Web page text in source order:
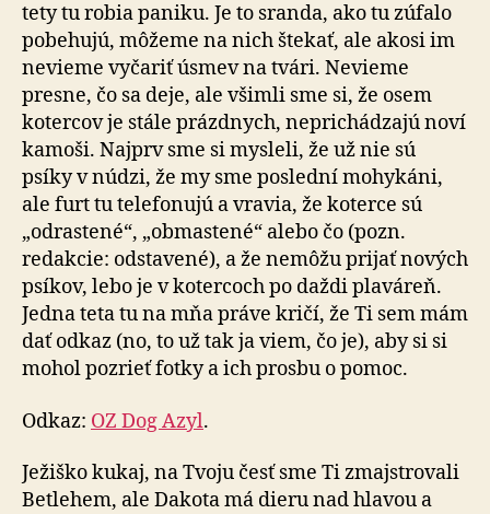
tety tu robia paniku. Je to sranda, ako tu zúfalo
pobehujú, môžeme na nich štekať, ale akosi im
nevieme vyčariť úsmev na tvári. Nevieme
presne, čo sa deje, ale všimli sme si, že osem
kotercov je stále prázdnych, neprichádzajú noví
kamoši. Najprv sme si mysleli, že už nie sú
psíky v núdzi, že my sme poslední mohykáni,
ale furt tu telefonujú a vravia, že koterce sú
„odrastené“, „obmastené“ alebo čo (pozn.
redakcie: odstavené), a že nemôžu prijať nových
psíkov, lebo je v kotercoch po daždi plaváreň.
Jedna teta tu na mňa práve kričí, že Ti sem mám
dať odkaz (no, to už tak ja viem, čo je), aby si si
mohol pozrieť fotky a ich prosbu o pomoc.
Odkaz: OZ Dog Azyl.
Ježiško kukaj, na Tvoju česť sme Ti zmajstrovali
Betlehem, ale Dakota má dieru nad hlavou a